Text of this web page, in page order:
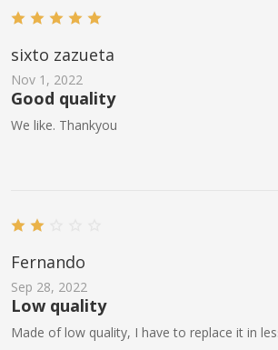
sixto zazueta
Nov 1, 2022
Good quality
We like. Thankyou
Fernando
Sep 28, 2022
Low quality
Made of low quality, I have to replace it in